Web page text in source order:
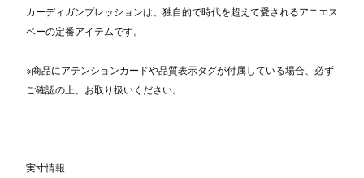
カーディガンプレッションは、独自的で時代を超えて愛されるアニエス
ベーの定番アイテムです。
※商品にアテンションカードや品質表示タグが付属している場合、必ず
ご確認の上、お取り扱いください。
実寸情報